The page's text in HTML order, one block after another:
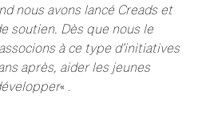
nous avons lancé Creads et
soutien. Dès que nous le
à ce type d’initiatives
après, aider les jeunes
« .